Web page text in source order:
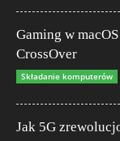
Gaming w
CrossOver
Składanie komputerów
Jak 5G